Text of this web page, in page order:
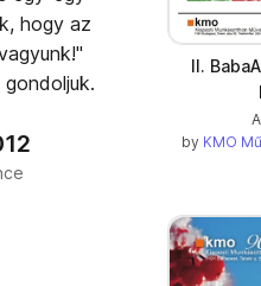
hogy az
II.
by KMO